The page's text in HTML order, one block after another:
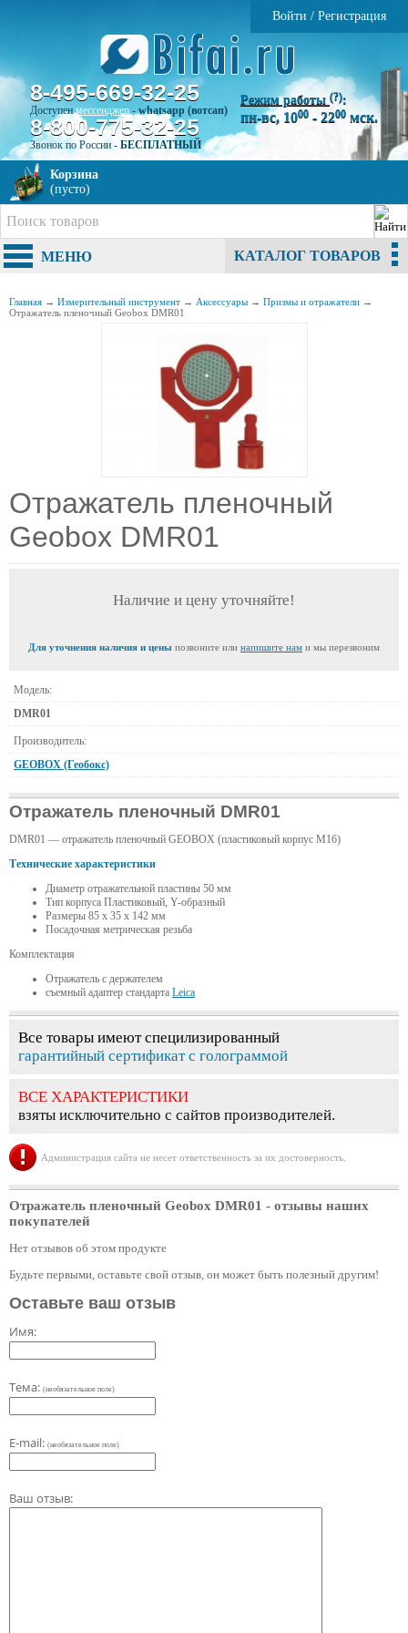
Войти / Регистрация
8-495-669-32-25
Доступенмессенджер-whatsapp (вотсап)
8-800-775-32-25
Звонок по России - БЕСПЛАТНЫЙ
Режим работы (?):
пн-вс, 1000 - 2200 мск.
Корзина
(пусто)
МЕНЮ КАТАЛОГ ТОВАРОВ
Главная → Измерительный инструмент → Аксессуары → Призмы и отражатели →
Отражатель пленочный Geobox DMR01
Отражатель пленочный
Geobox DMR01
Наличие и цену уточняйте!
Для уточнения наличия и цены позвоните или напишите нам и мы перезвоним
Модель:
DMR01
Производитель:
GEOBOX (Геобокс)
Отражатель пленочный DMR01
DMR01 — отражатель пленочный GEOBOX (пластиковый корпус М16)
Технические характеристики
Диаметр отражательной пластины 50 мм
Тип корпуса Пластиковый, Y-образный
Размеры 85 х 35 х 142 мм
Посадочная метрическая резьба
Комплектация
Отражатель с держателем
съемный адаптер стандарта Leica
Все товары имеют специлизированный
гарантийный сертификат с голограммой
ВСЕ ХАРАКТЕРИСТИКИ
взяты исключительно с сайтов производителей.
Администрация сайта не несет ответственность за их достоверность.
Отражатель пленочный Geobox DMR01 - отзывы наших
покупателей
Нет отзывов об этом продукте
Будьте первыми, оставьте свой отзыв, он может быть полезный другим!
Оставьте ваш отзыв
Имя:
Тема: (необязательное поле)
E-mail: (необязательное поле)
Ваш отзыв: